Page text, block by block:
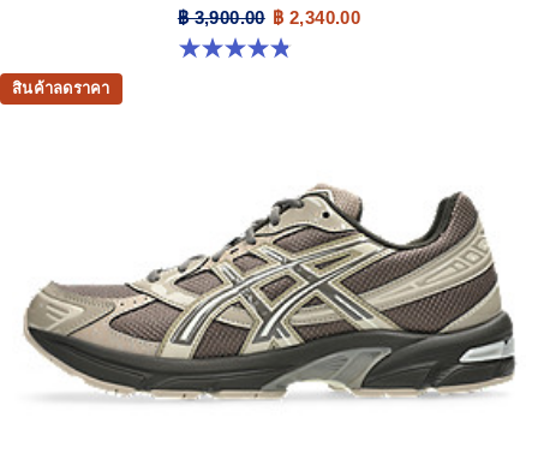
฿ 3,900.00 ฿ 2,340.00
4.8 จาก 5 ดาว 398 รีวิว
สินค้าลดราคา